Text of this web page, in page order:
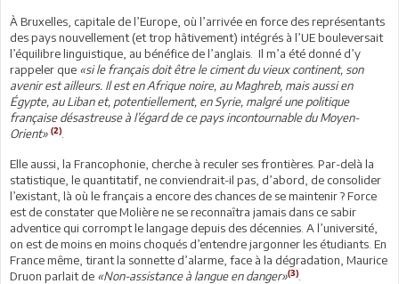
À Bruxelles, capitale de l’Europe, où l’arrivée en force des représentants
des pays nouvellement (et trop hâtivement) intégrés à l’UE bouleversait
l’équilibre linguistique, au bénéfice de l’anglais. Il m’a été donné d’y
rappeler que «si le français doit être le ciment du vieux continent, son
avenir est ailleurs. Il est en Afrique noire, au Maghreb, mais aussi en
Égypte, au Liban et, potentiellement, en Syrie, malgré une politique
française désastreuse à l’égard de ce pays incontournable du Moyen-
Orient» (2)
Elle aussi, la Francophonie, cherche à reculer ses frontières. Par-delà la
statistique, le quantitatif, ne conviendrait-il pas, d’abord, de consolider
l’existant, là où le français a encore des chances de se maintenir ? Force
est de constater que Molière ne se reconnaîtra jamais dans ce sabir
adventice qui corrompt le langage depuis des décennies. A l’université,
on est de moins en moins choqués d’entendre jargonner les étudiants. En
France même, tirant la sonnette d’alarme, face à la dégradation, Maurice
Druon parlait de «Non-assistance à langue en danger»(3)